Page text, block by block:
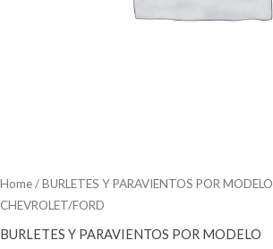
Home/BURLETES Y PARAVIENTOS POR MODELO
CHEVROLET/FORD
BURLETES Y PARAVIENTOS POR MODELO